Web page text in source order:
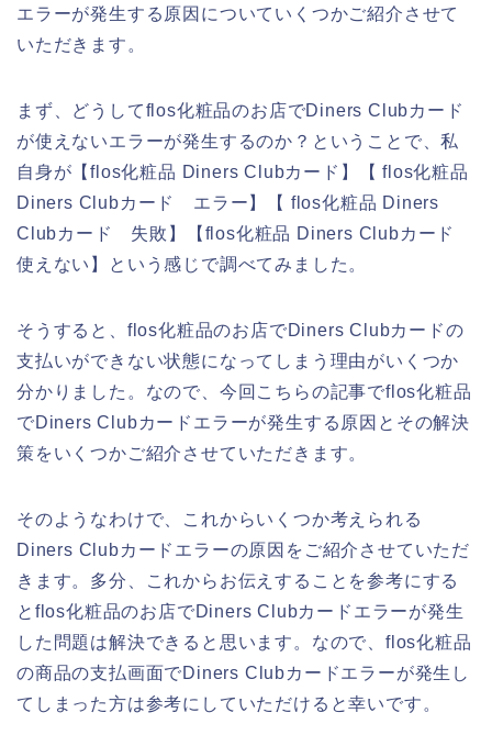
エラーが発生する原因についていくつかご紹介させて
いただきます。
まず、どうしてflos化粧品のお店でDiners Clubカード
が使えないエラーが発生するのか？ということで、私
自身が【flos化粧品 Diners Clubカード】【 flos化粧品
Diners Clubカード エラー】【 flos化粧品 Diners
Clubカード 失敗】【flos化粧品 Diners Clubカード
使えない】という感じで調べてみました。
そうすると、flos化粧品のお店でDiners Clubカードの
支払いができない状態になってしまう理由がいくつか
分かりました。なので、今回こちらの記事でflos化粧品
でDiners Clubカードエラーが発生する原因とその解決
策をいくつかご紹介させていただきます。
そのようなわけで、これからいくつか考えられる
Diners Clubカードエラーの原因をご紹介させていただ
きます。多分、これからお伝えすることを参考にする
とflos化粧品のお店でDiners Clubカードエラーが発生
した問題は解決できると思います。なので、flos化粧品
の商品の支払画面でDiners Clubカードエラーが発生し
てしまった方は参考にしていただけると幸いです。